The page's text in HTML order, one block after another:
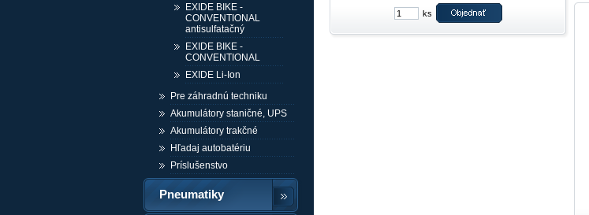
EXIDE BIKE -
CONVENTIONAL
antisulfatačný
EXIDE BIKE -
CONVENTIONAL
EXIDE Li-Ion
Pre záhradnú techniku
Akumulátory staničné, UPS
Akumulátory trakčné
Hľadaj autobatériu
Príslušenstvo
Pneumatiky
ks